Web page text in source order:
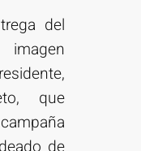
del
que